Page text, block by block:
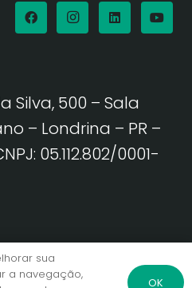
Silva, 500 – Sala
– Londrina – PR –
05.112.802/0001-
| Termos de Uso
sua
a navegação,
OK